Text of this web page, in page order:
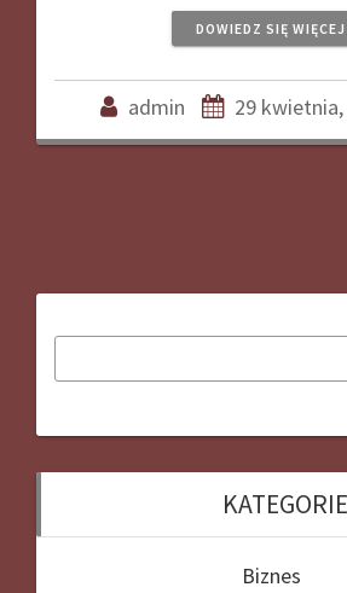
DOWIEDZ SIĘ WIĘCEJ
admin 29 kwietnia,
KATEGORIE
Biznes